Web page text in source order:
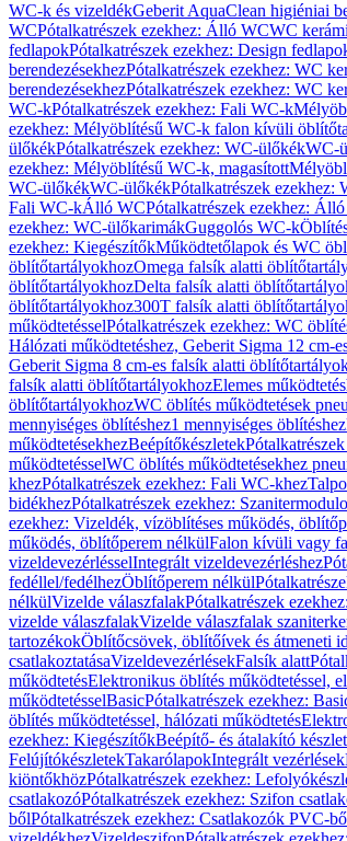
WC-k és vizeldékGeberit AquaClean higiéniai
WCPótalkatrészek ezekhez: Álló WCWC
fedlapokPótalkatrészek ezekhez: Design
berendezésekhezPótalkatrészek ezekhez: WC
berendezésekhezPótalkatrészek ezekhez: WC
WC-kPótalkatrészek ezekhez: Fali WC-k
ezekhez: Mélyöblítésű WC-k falon kívüli
ülőkékPótalkatrészek ezekhez: WC-ülőkékWC-
ezekhez: Mélyöblítésű WC-k, magasított
WC-ülőkékWC-ülőkékPótalkatrészek ezekhez:
Fali WC-kÁlló WCPótalkatrészek ezekhez:
ezekhez: WC-ülőkarimákGuggolós WC-k
ezekhez: KiegészítőkMűködtetőlapok és WC
öblítőtartályokhozOmega falsík alatti
öblítőtartályokhozDelta falsík alatti
öblítőtartályokhoz300T falsík alatti
működtetésselPótalkatrészek ezekhez: WC
Hálózati működtetéshez, Geberit Sigma 12 cm-
Geberit Sigma 8 cm-es falsík alatti
falsík alatti öblítőtartályokhozElemes
öblítőtartályokhozWC öblítés működtetések
mennyiséges öblítéshez1 mennyiséges öblítéshez
működtetésekhezBeépítőkészletek
működtetésselWC öblítés működtetésekhez
khezPótalkatrészek ezekhez: Fali WC-khez
bidékhezPótalkatrészek ezekhez:
ezekhez: Vizeldék, vízöblítéses működés,
működés, öblítőperem nélkülFalon kívüli vagy
vizeldevezérlésselIntegrált vizeldevezérléshez
fedéllel/fedélhezÖblítőperem nélkül
nélkülVizelde válaszfalakPótalkatrészek
vizelde válaszfalakVizelde válaszfalak
tartozékokÖblítőcsövek, öblítőívek és átmeneti
csatlakoztatásaVizeldevezérlésekFalsík alatt
működtetésElektronikus öblítés működtetéssel,
működtetésselBasicPótalkatrészek ezekhez:
öblítés működtetéssel, hálózati működtetés
ezekhez: KiegészítőkBeépítő- és átalakító készlet
FelújítókészletekTakarólapokIntegrált vezérlések
kiöntőkhözPótalkatrészek ezekhez:
csatlakozóPótalkatrészek ezekhez: Szifon
bőlPótalkatrészek ezekhez: Csatlakozók PVC-